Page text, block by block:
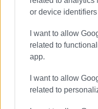
or device
I want to allow
related to
app.
I want to allow
related to
πρόεδρος του
υπηρέτησε και από
γραμματέα στο δ.σ.
πως η ισχυρότερη
κοινά και στην
ανιδιοτελής